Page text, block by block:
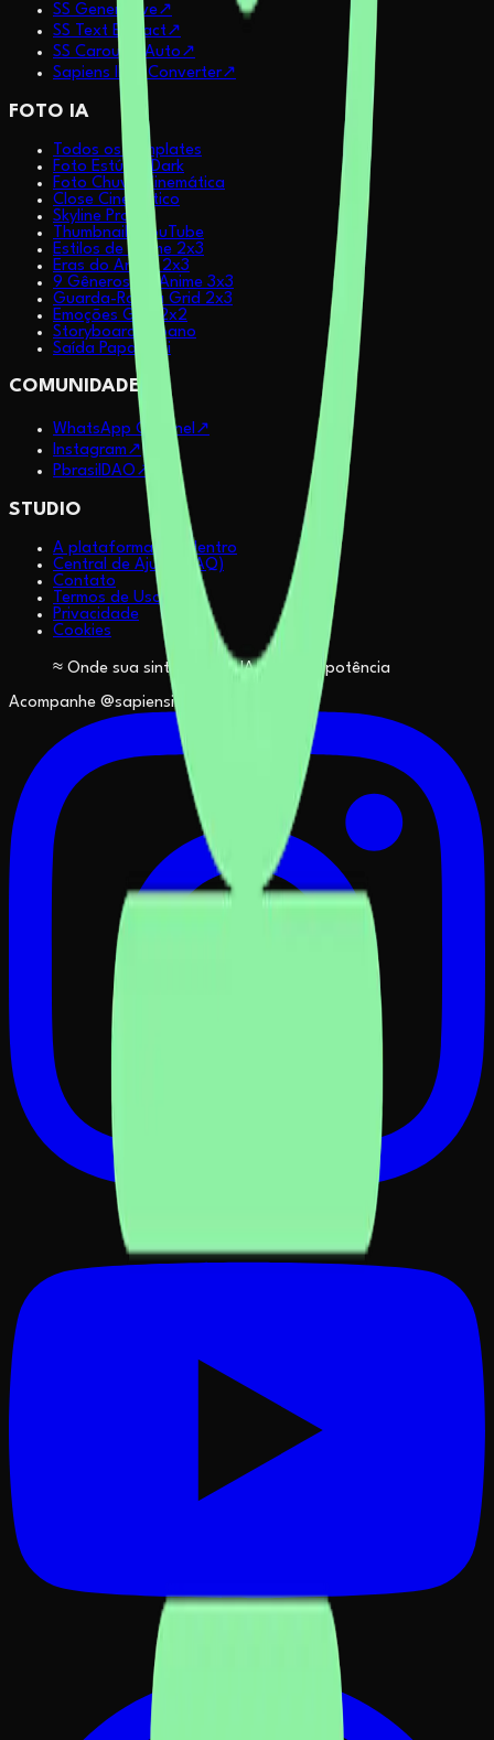
SS Generative↗
SS Text Extract↗
SS Carousel Auto ↗
Sapiens IMG Converter↗
FOTO IA
Todos os Templates
Foto Estúdio Dark
Foto Chuva Cinemática
Close Cinemático
Skyline Profile
Thumbnails YouTube
Estilos de Anime 2x3
Eras do Anime 2x3
9 Gêneros do Anime 3x3
Guarda-Roupa Grid 2x3
Emoções Grid 2x2
Storyboard Urbano
Saída Paparazzi
COMUNIDADE
WhatsApp Channel ↗
Instagram ↗
PbrasilDAO ↗
STUDIO
A plataforma por dentro
Central de Ajuda (FAQ)
Contato
Termos de Uso
Privacidade
Cookies
≈ Onde sua sintonia com IA se torna potência
Acompanhe @sapiensinteticos